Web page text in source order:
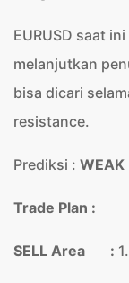
EURUSD saat
melanjutkan
bisa dicari
resistance.
Prediksi : WEAK
Trade Plan :
SELL Area :